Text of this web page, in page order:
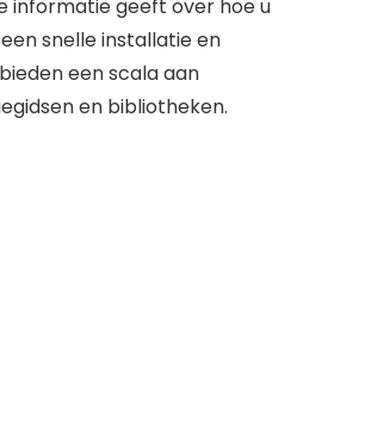
informatie geeft over hoe u
snelle installatie en
een scala aan
en bibliotheken.